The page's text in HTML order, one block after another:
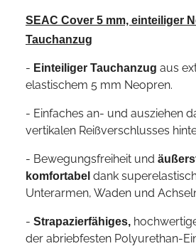
SEAC Cover 5 mm, einteiliger
Tauchanzug
- Einteiliger Tauchanzug aus
elastischem 5 mm Neopren.
- Einfaches an- und ausziehen
vertikalen Reißverschlusses
- Bewegungsfreiheit und
komfortabel dank
Unterarmen, Waden und
- Strapazierfähiges,
der abriebfesten Polyurethan-